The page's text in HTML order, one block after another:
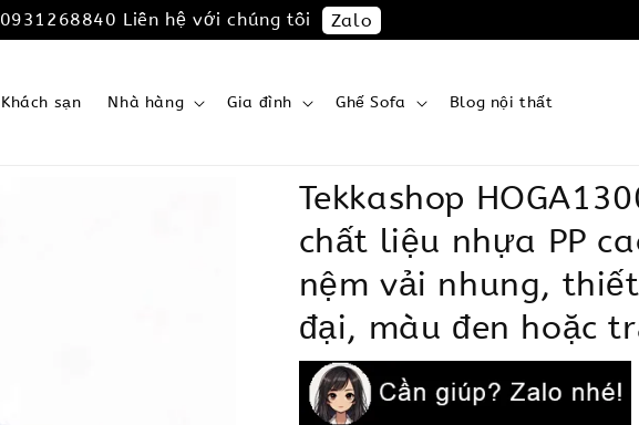
0931268840 Liên hệ với chúng tôi Zalo
Khách sạn Nhà hàng Gia đình Ghế Sofa Blog nội thất
Tekkashop
chất liệu nhựa PP
nệm vải nhung,
đại, màu đen hoặc